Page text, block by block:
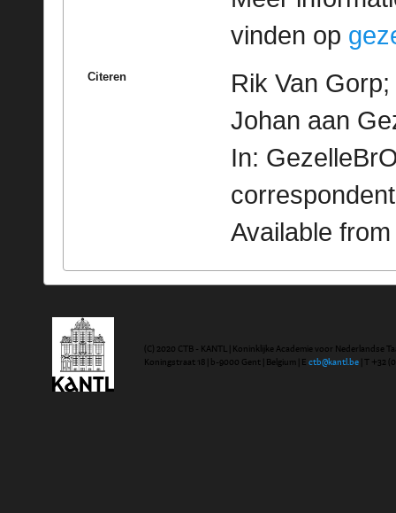
vinden op
Citeren
Rik Van
Johan aan
In:
Available
(C) 2020 CTB - KANTL | Koninklijke Academie voor Nederlandse
Koningstraat 18 | b-9000 Gent | Belgium | E ctb@kantl.be | T +32